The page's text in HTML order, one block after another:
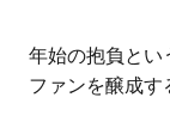
年始の抱負とい
ファンを醸成す